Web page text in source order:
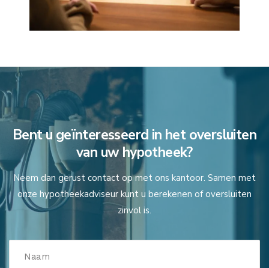
Bent u geïnteresseerd in het oversluiten
van uw hypotheek?
Neem dan gerust contact op met ons kantoor. Samen met
onze hypotheekadviseur kunt u berekenen of oversluiten
zinvol is.